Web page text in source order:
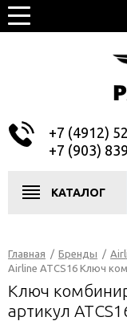
+7 (4912)
+7 (903)
КАТАЛОГ
Главная / Бренды /
Airline ATCS16 Ключ
Ключ
артикул